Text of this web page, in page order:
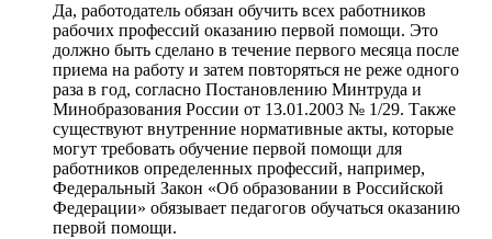
Да, работодатель обязан обучить всех работников
рабочих профессий оказанию первой помощи. Это
должно быть сделано в течение первого месяца после
приема на работу и затем повторяться не реже одного
раза в год, согласно Постановлению Минтруда и
Минобразования России от 13.01.2003 № 1/29. Также
существуют внутренние нормативные акты, которые
могут требовать обучение первой помощи для
работников определенных профессий, например,
Федеральный Закон «Об образовании в Российской
Федерации» обязывает педагогов обучаться оказанию
первой помощи.